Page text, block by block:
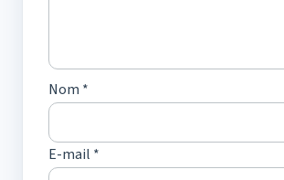
Nom *
E-mail *